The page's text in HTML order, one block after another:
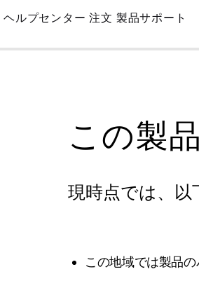
Skip
Main
ヘルプセンター 注文 製品サポート
この製
現時点では、以
この地域では製品